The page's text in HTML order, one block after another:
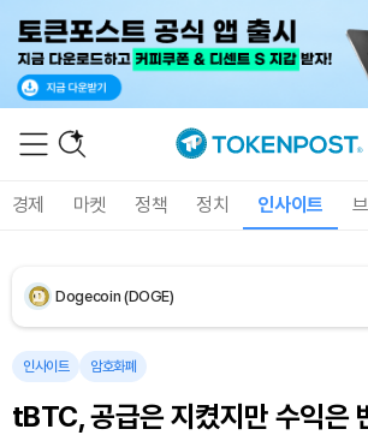
경제 마켓 정책 정치 인사이트
XRP (XRP)
Solana (SOL)
TRON (TRX)
Hyperliquid (HYPE)
인사이트 암호화폐
tBTC, 공급은 지켰지만 수익은